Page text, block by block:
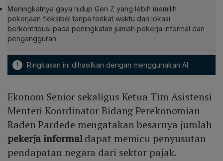
Meningkatnya gaya hidup Gen Z yang lebih memilih
pekerjaan fleksibel tanpa terikat waktu dan lokasi
berkontribusi pada peningkatan jumlah pekerja informal dan
pengangguran.
! Ringkasan ini dihasilkan dengan menggunakan AI
Ekonom Senior sekaligus Ketua Tim Asistensi
Menteri Koordinator Bidang Perekonomian
Raden Pardede mengatakan besarnya jumlah
pekerja informaldapat memicu penyusutan
pendapatan negara dari sektor pajak.